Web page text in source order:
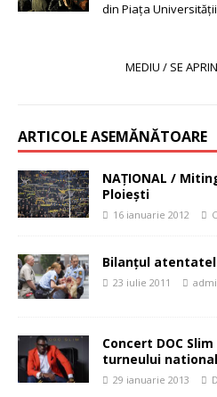
din Piaţa Universităţii
MEDIU / SE
ARTICOLE ASEMĂNĂTOARE
NAŢIONAL /
Ploieşti
16 ianuarie 2012
Bilanţul
23 iulie 2011
Concert DOC
turneului
29 ianuarie 2013